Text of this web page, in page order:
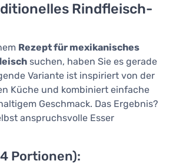
Rindfleisch-
Rezept für mexikanisches
suchen, haben Sie es gerade
Variante ist inspiriert von der
Küche und kombiniert einfache
Geschmack. Das Ergebnis?
anspruchsvolle Esser
Portionen):